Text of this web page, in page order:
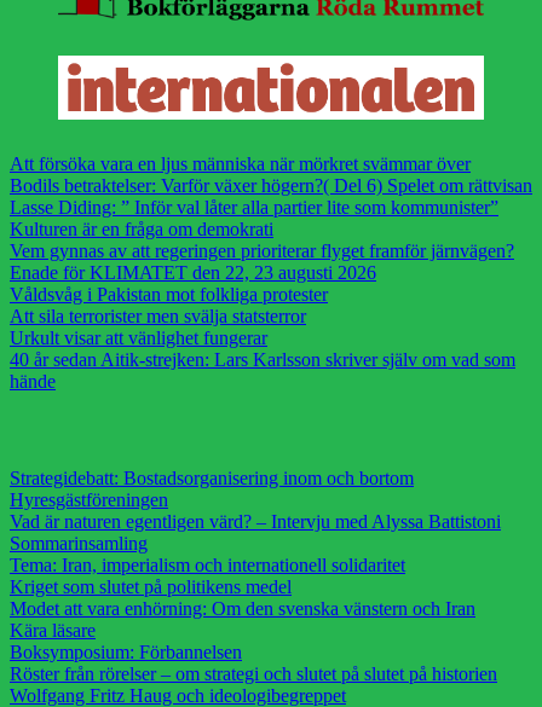
Att försöka vara en ljus människa när mörkret svämmar över
Bodils betraktelser: Varför växer högern?( Del 6) Spelet om rättvisan
Lasse Diding: ” Inför val låter alla partier lite som kommunister”
Kulturen är en fråga om demokrati
Vem gynnas av att regeringen prioriterar flyget framför järnvägen?
Enade för KLIMATET den 22, 23 augusti 2026
Våldsvåg i Pakistan mot folkliga protester
Att sila terrorister men svälja statsterror
Urkult visar att vänlighet fungerar
40 år sedan Aitik-strejken: Lars Karlsson skriver själv om vad som
hände
Strategidebatt: Bostadsorganisering inom och bortom
Hyresgästföreningen
Vad är naturen egentligen värd? – Intervju med Alyssa Battistoni
Sommarinsamling
Tema: Iran, imperialism och internationell solidaritet
Kriget som slutet på politikens medel
Modet att vara enhörning: Om den svenska vänstern och Iran
Kära läsare
Boksymposium: Förbannelsen
Röster från rörelser – om strategi och slutet på slutet på historien
Wolfgang Fritz Haug och ideologibegreppet